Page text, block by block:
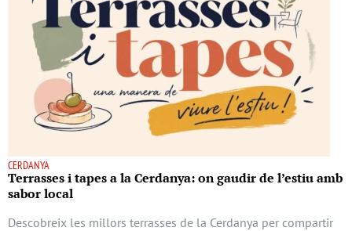
CERDANYA
Terrasses i tapes a la Cerdanya: on gaudir de l’estiu amb
sabor local
Descobreix les millors terrasses de la Cerdanya per compartir